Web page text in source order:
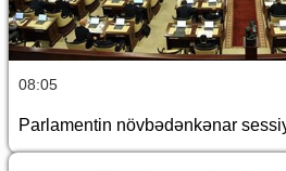
08:05
Parlamentin növbədənkənar